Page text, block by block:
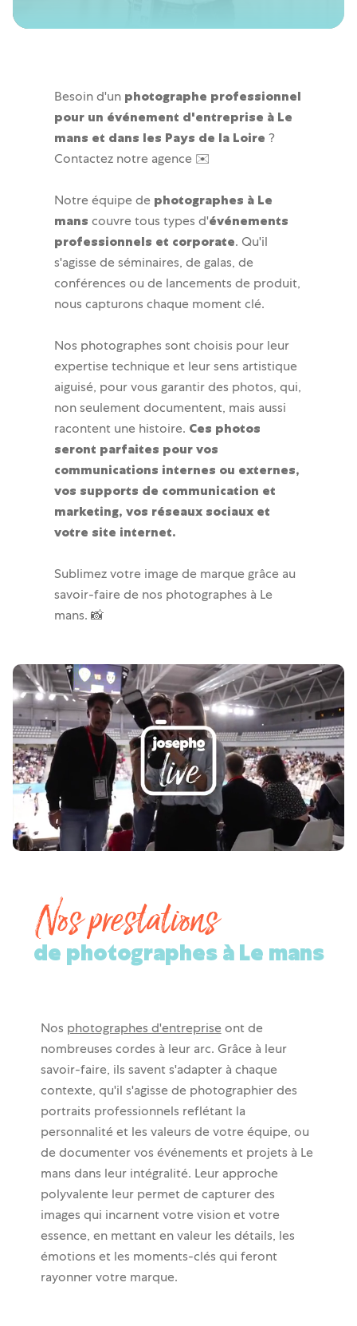
🪄
Besoin d'un photographe professionnel
pour un événement d'entreprise à Le
mans et dans les Pays de la Loire ?
Contactez notre agence ✉️
Notre équipe de photographes à Le
mans couvre tous types d'événements
professionnels et corporate. Qu'il
s'agisse de séminaires, de galas, de
conférences ou de lancements de produit,
nous capturons chaque moment clé.
Nos photographes sont choisis pour leur
expertise technique et leur sens artistique
aiguisé, pour vous garantir des photos, qui,
non seulement documentent, mais aussi
racontent une histoire. Ces photos
seront parfaites pour vos
communications internes ou externes,
vos supports de communication et
marketing, vos réseaux sociaux et
votre site internet.
Sublimez votre image de marque grâce au
savoir-faire de nos photographes à Le
mans. 📸
Nos prestations
de photographes à Le mans
Nos photographes d'entrepriseont de
nombreuses cordes à leur arc. Grâce à leur
savoir-faire, ils savent s'adapter à chaque
contexte, qu'il s'agisse de photographier des
portraits professionnels reflétant la
personnalité et les valeurs de votre équipe, ou
de documenter vos événements et projets à Le
mans dans leur intégralité. Leur approche
polyvalente leur permet de capturer des
images qui incarnent votre vision et votre
essence, en mettant en valeur les détails, les
émotions et les moments-clés qui feront
rayonner votre marque.